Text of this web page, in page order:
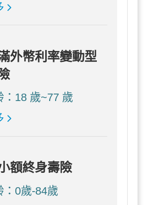
外幣利率變動型
：18 歲~77 歲
額終身壽險
：0歲-84歲